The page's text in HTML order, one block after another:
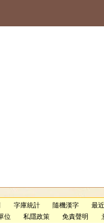
字庫統計 隨機漢字
最
位 私隱政策 免責聲明